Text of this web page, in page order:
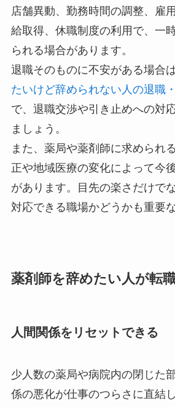
店舗異動、勤務時間の調整、雇
給取得、休職制度の利用で、一
られる場合があります。
退職そのものに不安がある場合は
たいけど辞められない人の退職
で、退職交渉や引き止めへの対
ましょう。
また、薬局や薬剤師に求められ
正や地域医療の変化によって今
があります。目先の楽さだけで
対応できる職場かどうかも重要
薬剤師を辞めたい人が転
人間関係をリセットできる
少人数の薬局や病院内の閉じた
係の悪化が仕事のつらさに直結